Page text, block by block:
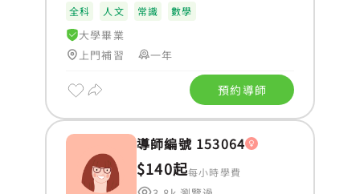
全科 人文 常識 數學
大學畢業
上門補習
一年
預約導師
導師編號 153064
$140起每小時學費